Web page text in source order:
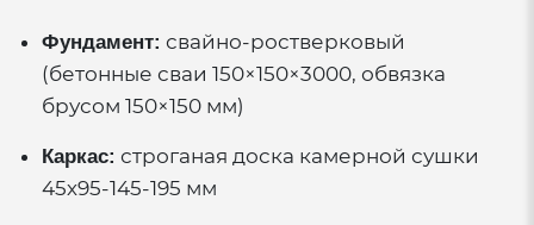
Фундамент: свайно-ростверковый
(бетонные сваи 150×150×3000, обвязка
брусом 150×150 мм)
Каркас: строганая доска камерной сушки
45х95-145-195 мм